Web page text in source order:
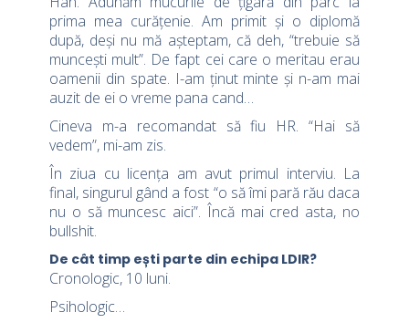
prima mea curățenie. Am primit și o diplomă
după, deși nu mă așteptam, că deh, “trebuie să
muncești mult”. De fapt cei care o meritau erau
oamenii din spate. I-am ținut minte și n-am mai
auzit de ei o vreme pana cand…
Cineva m-a recomandat să fiu HR. “Hai să
vedem”, mi-am zis.
În ziua cu licența am avut primul interviu. La
final, singurul gând a fost “o să îmi pară rău daca
nu o să muncesc aici”. Încă mai cred asta, no
bullshit.
De cât timp ești parte din echipa LDIR?
Cronologic, 10 luni.
Psihologic…